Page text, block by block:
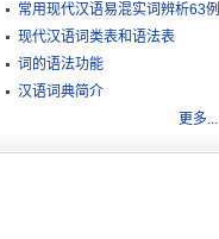
常用现代汉语易混实词辨析63例
现代汉语词类表和语法表
词的语法功能
汉语词典简介
更多...